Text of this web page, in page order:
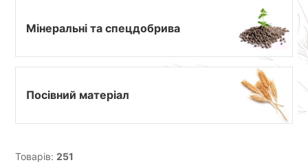
Мінеральні та спецдобрива
Посівний матеріал
Товарів: 251